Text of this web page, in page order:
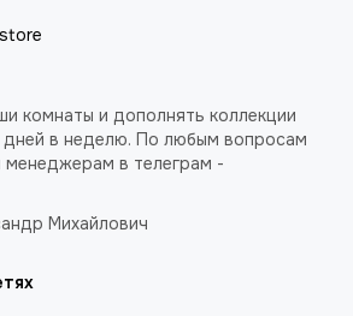
комнаты и дополнять коллекции
в неделю. По любым вопросам
в телеграм -
Михайлович